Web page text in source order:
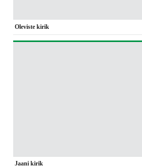
Oleviste kirik
Jaani kirik